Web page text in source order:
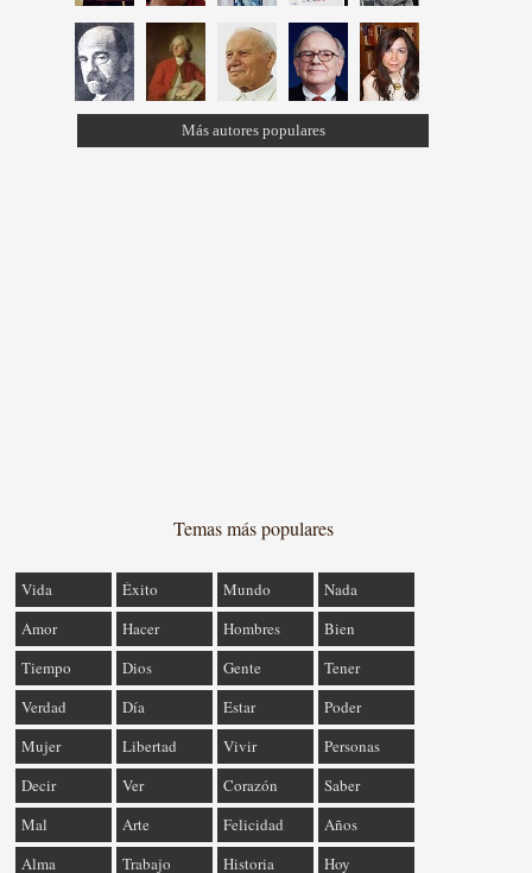
Más autores populares
Temas más populares
Vida Éxito Mundo
Nada
Amor
Hacer Hombres
Bien
Tiempo
Dios Gente
Tener
Verdad
Día Estar
Poder
Mujer
Libertad Vivir
Personas
Decir
Ver Corazón
Saber
Mal
Arte Felicidad
Años
Alma
Trabajo Historia Hoy